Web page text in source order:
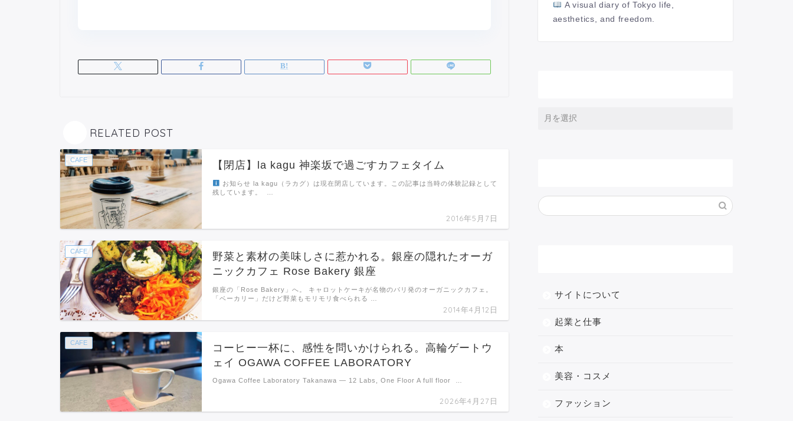
RELATED POST
CAFE 【閉店】la kagu 神楽坂で過ごすカフェタイム
2016年5月7日
お知らせ la kagu（ラカグ）は現在閉店しています。この記事は当時の体験記録として
残しています。 …
CAFE
野菜と素材の美味しさに惹かれる。銀座の隠れたオーガ
ニックカフェ Rose Bakery 銀座
2014年4月12日
銀座の「Rose Bakery」へ。 キャロットケーキが名物のパリ発のオーガニックカフェ。
「ベーカリー」だけど野菜もモリモリ食べられる …
CAFE
コーヒー一杯に、感性を問いかけられる。高輪ゲートウ
ェイ OGAWA COFFEE LABORATORY
2026年4月27日
Ogawa Coffee Laboratory Takanawa — 12 Labs, One Floor A full floor …
A visual diary of Tokyo life,
aesthetics, and freedom.
サイトについて
起業と仕事
本
美容・コスメ
ファッション